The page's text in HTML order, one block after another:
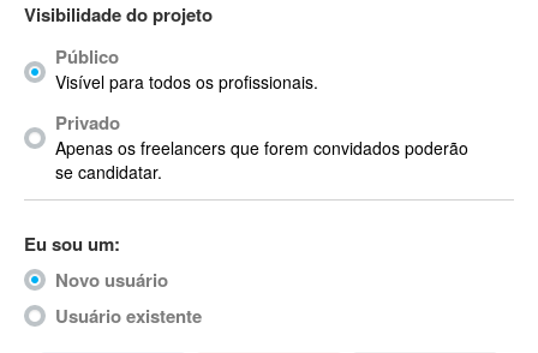
ACID Pro
ACPI
Acrobat
Acrobat X
Acronis
ACT
Actimize
ActionScript
ActionScript 3
Visibilidade do projeto
Público
Visível para todos os profissionais.
Privado
Apenas os freelancers que forem convidados poderão
se candidatar.
Eu sou um:
Novo usuário
Usuário existente